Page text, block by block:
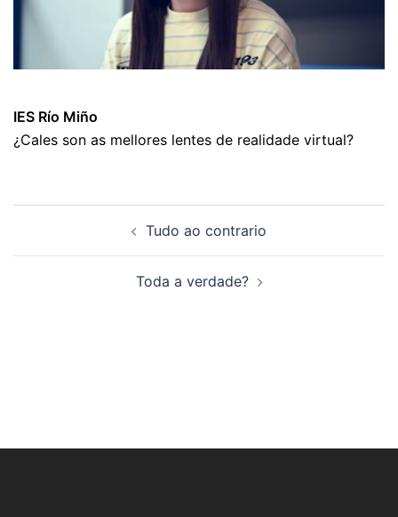
IES Río Miño
¿Cales son as mellores lentes de realidade virtual?
Tudo ao contrario
Toda a verdade?